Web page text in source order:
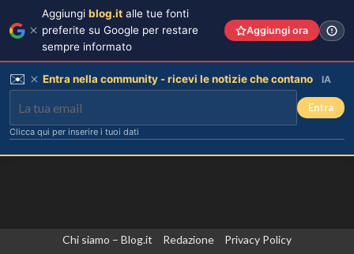
Chi siamo – Blog.it Redazione Privacy Policy
Aggiungi blog.it alle tue fonti
preferite su Google per restare
sempre informato
Aggiungi ora
✉️ Entra nella community - ricevi le notizie che contano IA
Entra
Clicca qui per inserire i tuoi dati